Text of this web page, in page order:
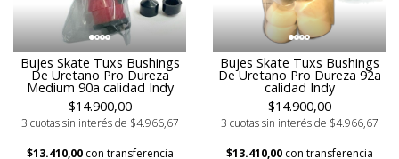
Bujes Skate Tuxs Bushings
De Uretano Pro Dureza
Medium 90a calidad Indy
$14.900,00
3 cuotas sin interés de $4.966,67
$13.410,00con transferencia
Bujes Skate Tuxs Bushings
De Uretano Pro Dureza 92a
calidad Indy
$14.900,00
3 cuotas sin interés de $4.966,67
$13.410,00con transferencia